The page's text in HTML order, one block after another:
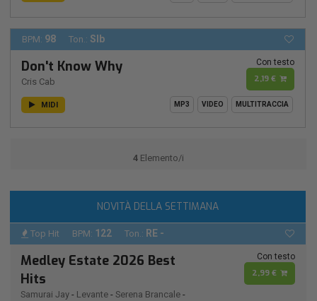
BPM: 98 Ton.: SIb
Don't Know Why
Cris Cab
Con testo
2,19 €
MIDI MP3 VIDEO MULTITRACCIA
4 Elemento/i
NOVITÀ DELLA SETTIMANA
Top Hit BPM: 122 Ton.: RE -
Medley Estate 2026 Best
Hits
Samurai Jay - Levante - Serena Brancale -
Con testo
2,99 €